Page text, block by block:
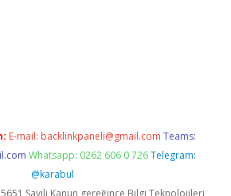
E-mail: backlinkpaneli@gmail.com Teams:
Whatsapp: 0262 606 0 726 Telegram:
@karabul
Sayılı Kanun gereğince Bilgi Teknolojileri